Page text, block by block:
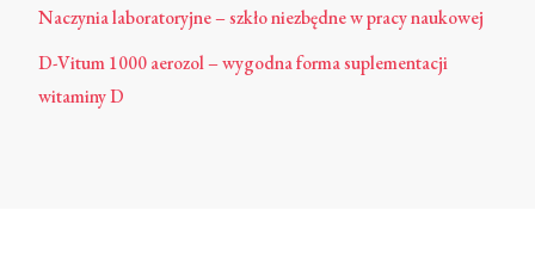
Naczynia laboratoryjne – szkło niezbędne w pracy naukowej
D-Vitum 1000 aerozol – wygodna forma suplementacji
witaminy D